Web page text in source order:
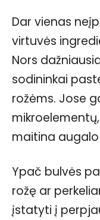
Dar vienas
virtuvės
Nors
sodininkai
rožėms. Jose
maitina augalo
Ypač bulvės
rožę ar
įstatyti į